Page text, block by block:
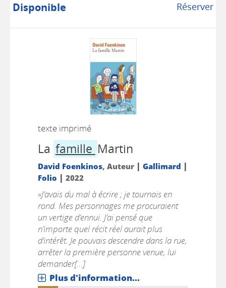
Réserver
Disponible
texte imprimé
La famille Martin
David Foenkinos, Auteur | Gallimard |
Folio | 2022
«J’avais du mal à écrire ; je tournais en
rond. Mes personnages me procuraient
un vertige d’ennui. J’ai pensé que
n’importe quel récit réel aurait plus
d’intérêt. Je pouvais descendre dans la rue,
arrêter la première personne venue, lui
demander[...]
Plus d'information...